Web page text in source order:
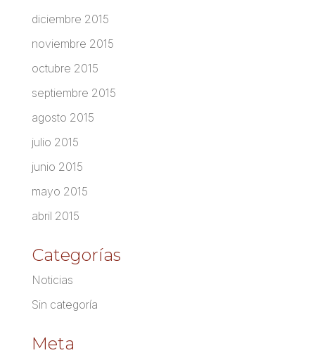
diciembre 2015
noviembre 2015
octubre 2015
septiembre 2015
agosto 2015
julio 2015
junio 2015
mayo 2015
abril 2015
Categorías
Noticias
Sin categoría
Meta